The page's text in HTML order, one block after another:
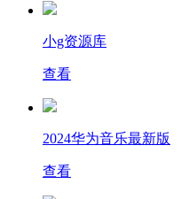
小g资源库
查看
2024华为音乐最新版
查看